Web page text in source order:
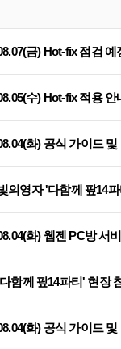
금) Hot-fix 점검 예
수) Hot-fix 적용 안
화) 공식 가이드
의영자 '다함께 팦14
화) 웹젠 PC방 서
함께 팦14파티' 현장
화) 공식 가이드